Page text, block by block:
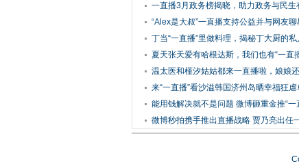
一直播3月政务榜揭晓，助力政务与民生
“Alex是大叔”一直播支持公益并与网友聊
丁当“一直播”里做料理，揭秘丁大厨的私
夏天张天爱有哈根达斯，我们也有“一直
温太医和槿汐姑姑都来一直播啦，娘娘
来“一直播”看沙溢韩国济州岛晒幸福狂虐
能用钱解决就不是问题 微博砸重金推“一
微博秒拍携手推出直播战略 贾乃亮出任